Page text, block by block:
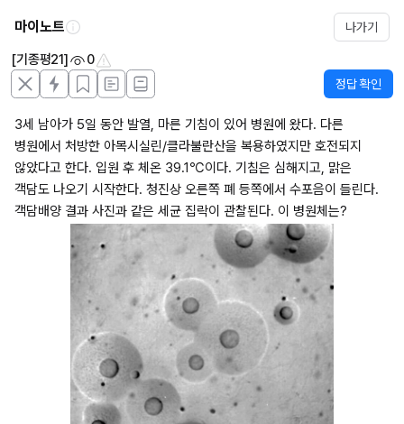
마이노트 나가기
[기종평21] 0
정답 확인
3세 남아가 5일 동안 발열, 마른 기침이 있어 병원에 왔다. 다른
병원에서 처방한 아목시실린/클라불란산을 복용하였지만 호전되지
않았다고 한다. 입원 후 체온 39.1℃이다. 기침은 심해지고, 맑은
객담도 나오기 시작한다. 청진상 오른쪽 폐 등쪽에서 수포음이 들린다.
객담배양 결과 사진과 같은 세균 집락이 관찰된다. 이 병원체는?